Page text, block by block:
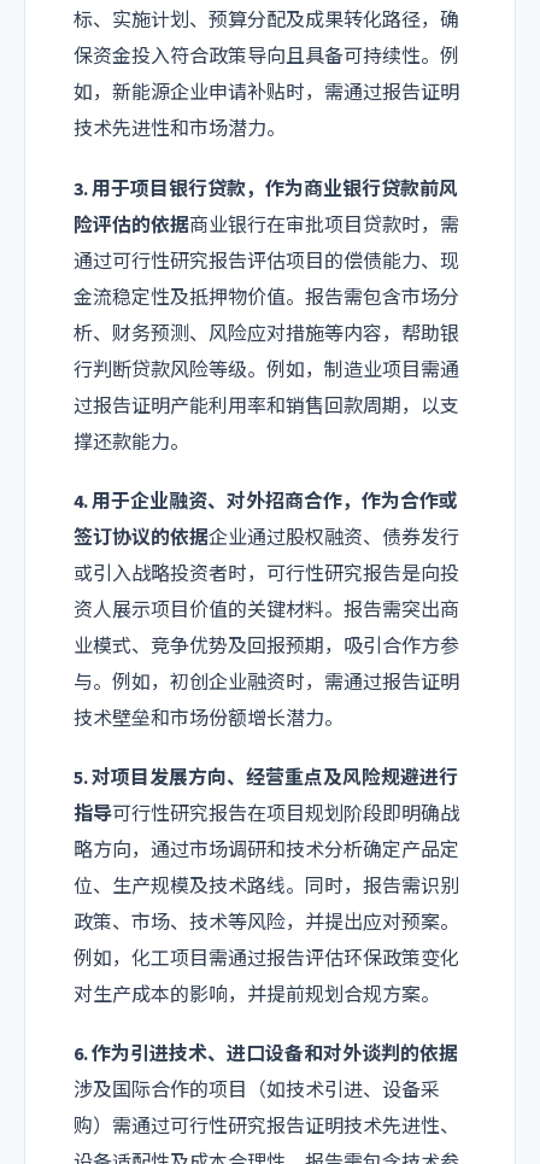
标、实施计划、预算分配及成果转化路径，确
保资金投入符合政策导向且具备可持续性。例
如，新能源企业申请补贴时，需通过报告证明
技术先进性和市场潜力。
3. 用于项目银行贷款，作为商业银行贷款前风
险评估的依据商业银行在审批项目贷款时，需
通过可行性研究报告评估项目的偿债能力、现
金流稳定性及抵押物价值。报告需包含市场分
析、财务预测、风险应对措施等内容，帮助银
行判断贷款风险等级。例如，制造业项目需通
过报告证明产能利用率和销售回款周期，以支
撑还款能力。
4. 用于企业融资、对外招商合作，作为合作或
签订协议的依据企业通过股权融资、债券发行
或引入战略投资者时，可行性研究报告是向投
资人展示项目价值的关键材料。报告需突出商
业模式、竞争优势及回报预期，吸引合作方参
与。例如，初创企业融资时，需通过报告证明
技术壁垒和市场份额增长潜力。
5. 对项目发展方向、经营重点及风险规避进行
指导可行性研究报告在项目规划阶段即明确战
略方向，通过市场调研和技术分析确定产品定
位、生产规模及技术路线。同时，报告需识别
政策、市场、技术等风险，并提出应对预案。
例如，化工项目需通过报告评估环保政策变化
对生产成本的影响，并提前规划合规方案。
6. 作为引进技术、进口设备和对外谈判的依据
涉及国际合作的项目（如技术引进、设备采
购）需通过可行性研究报告证明技术先进性、